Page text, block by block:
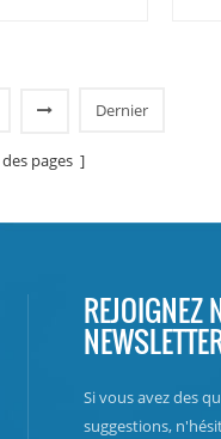
Dernier
des pages ]
REJOIGNEZ
Si vous avez des
suggestions,